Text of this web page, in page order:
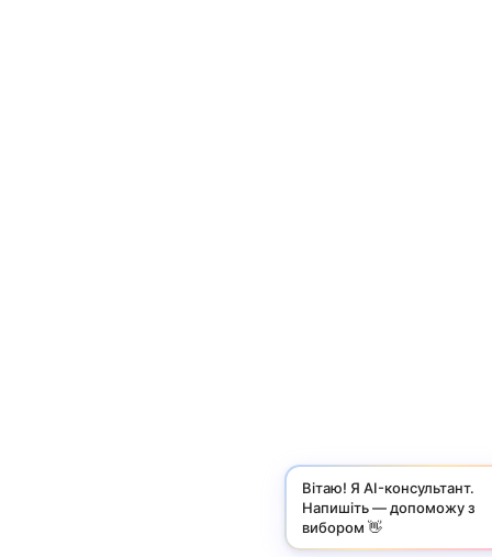
Вітаю! Я AI-консультант.
Напишіть — допоможу з
вибором 👋